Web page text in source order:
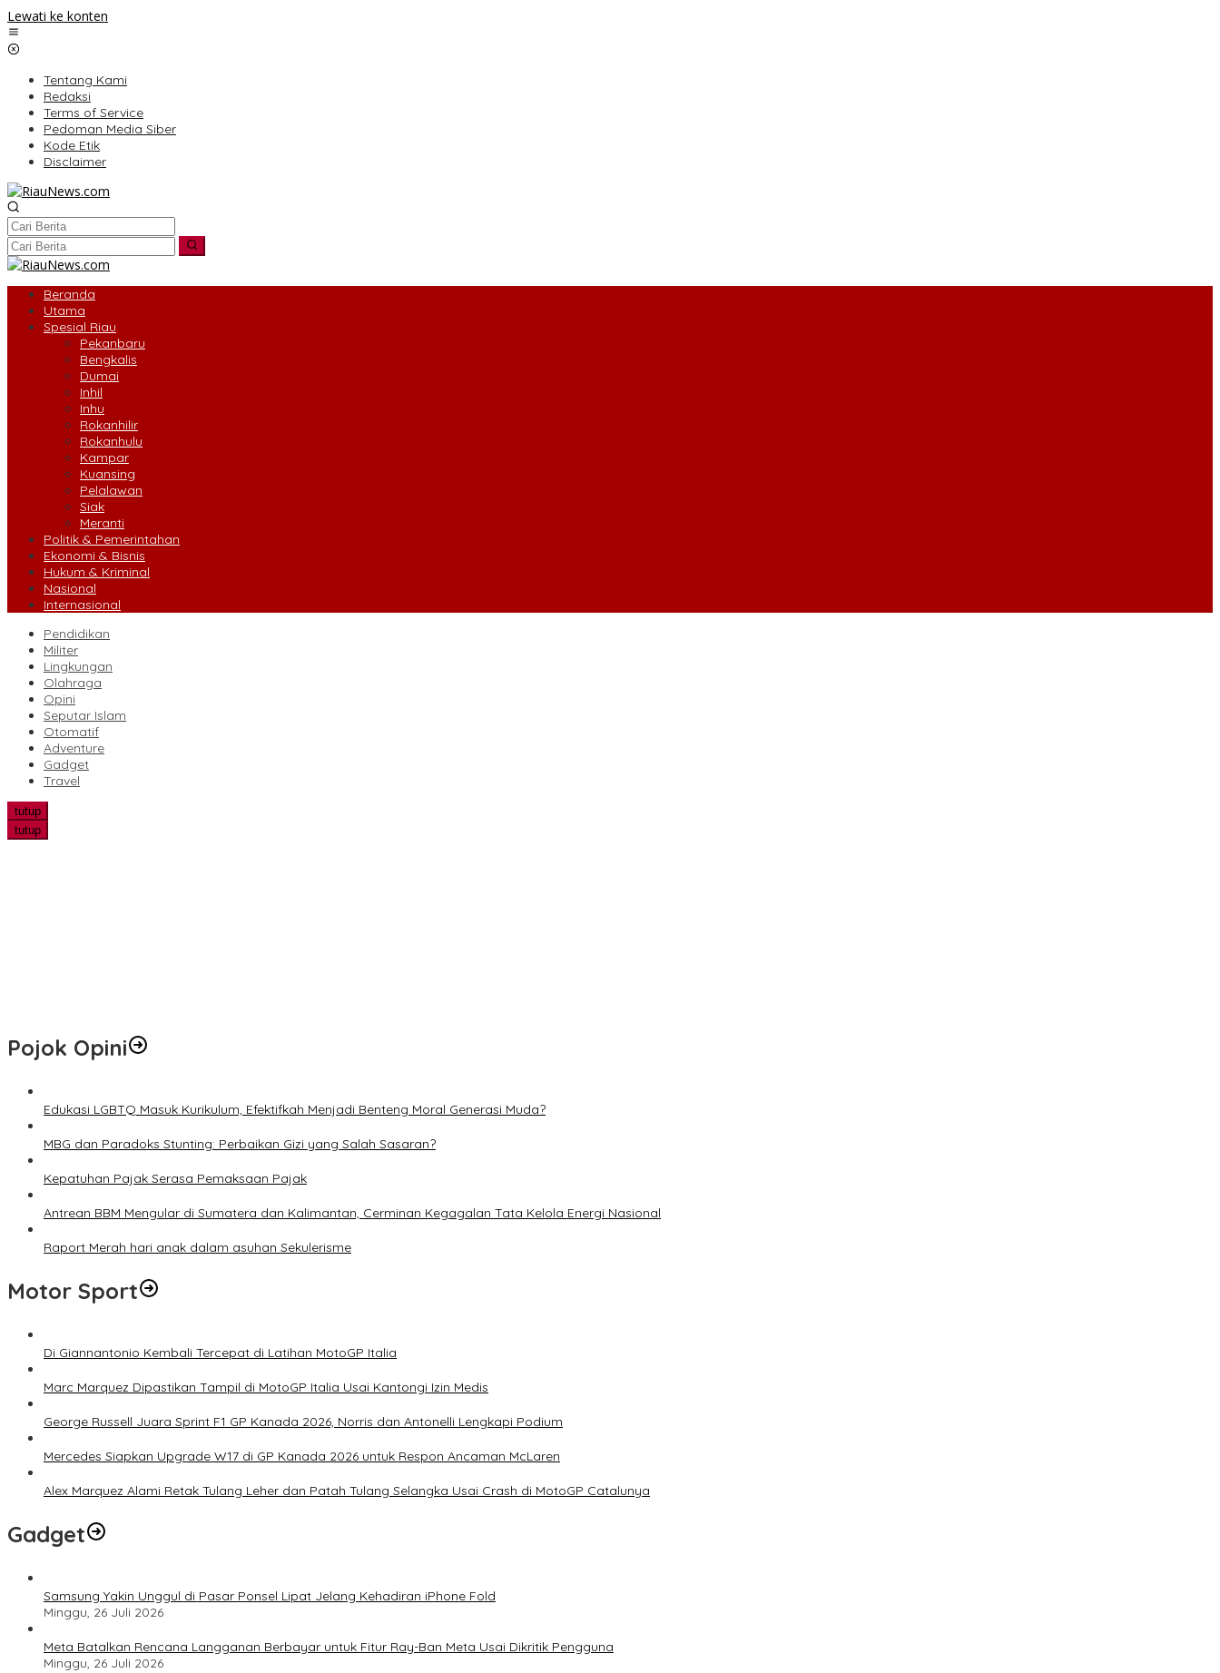
Lewati ke konten
Tentang Kami
Redaksi
Terms of Service
Pedoman Media Siber
Kode Etik
Disclaimer
Beranda
Utama
Spesial Riau
Pekanbaru
Bengkalis
Dumai
Inhil
Inhu
Rokanhilir
Rokanhulu
Kampar
Kuansing
Pelalawan
Siak
Meranti
Politik & Pemerintahan
Ekonomi & Bisnis
Hukum & Kriminal
Nasional
Internasional
Pendidikan
Militer
Lingkungan
Olahraga
Opini
Seputar Islam
Otomatif
Adventure
Gadget
Travel
tutup
tutup
Pojok Opini
Edukasi LGBTQ Masuk Kurikulum, Efektifkah Menjadi Benteng Moral Generasi Muda?
MBG dan Paradoks Stunting: Perbaikan Gizi yang Salah Sasaran?
Kepatuhan Pajak Serasa Pemaksaan Pajak
Antrean BBM Mengular di Sumatera dan Kalimantan, Cerminan Kegagalan Tata Kelola Energi Nasional
Raport Merah hari anak dalam asuhan Sekulerisme
Motor Sport
Di Giannantonio Kembali Tercepat di Latihan MotoGP Italia
Marc Marquez Dipastikan Tampil di MotoGP Italia Usai Kantongi Izin Medis
George Russell Juara Sprint F1 GP Kanada 2026, Norris dan Antonelli Lengkapi Podium
Mercedes Siapkan Upgrade W17 di GP Kanada 2026 untuk Respon Ancaman McLaren
Alex Marquez Alami Retak Tulang Leher dan Patah Tulang Selangka Usai Crash di MotoGP Catalunya
Gadget
Samsung Yakin Unggul di Pasar Ponsel Lipat Jelang Kehadiran iPhone Fold
Minggu, 26 Juli 2026
Meta Batalkan Rencana Langganan Berbayar untuk Fitur Ray-Ban Meta Usai Dikritik Pengguna
Minggu, 26 Juli 2026